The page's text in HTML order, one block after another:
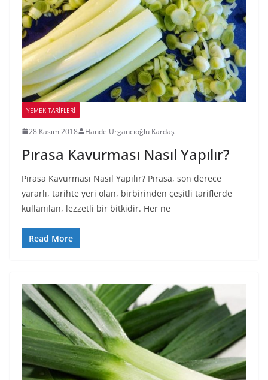
YEMEK TARİFLERİ
28 Kasım 2018 Hande Urgancıoğlu Kardaş
Pırasa Kavurması Nasıl Yapılır?
Pırasa Kavurması Nasıl Yapılır? Pırasa, son derece
yararlı, tarihte yeri olan, birbirinden çeşitli tariflerde
kullanılan, lezzetli bir bitkidir. Her ne
Read More